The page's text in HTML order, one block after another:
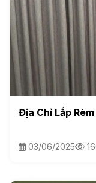
Địa Chỉ Lắp
03/06/2025